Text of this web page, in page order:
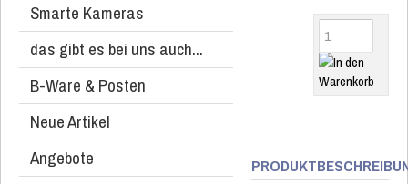
Smarte Kameras
das gibt es bei uns auch...
B-Ware & Posten
Neue Artikel
Angebote